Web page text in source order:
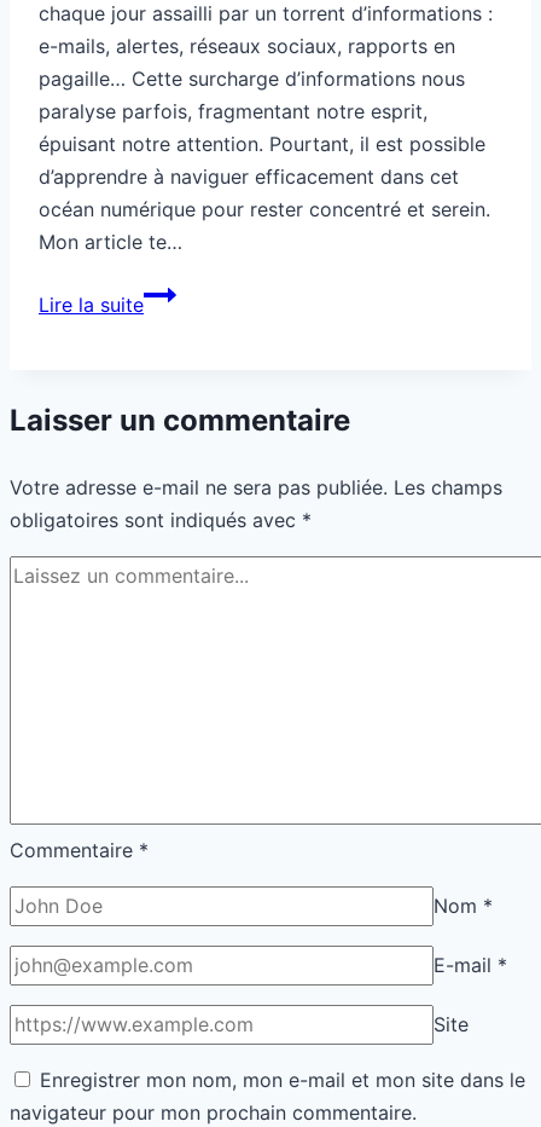
chaque jour assailli par un torrent d’informations :
e-mails, alertes, réseaux sociaux, rapports en
pagaille… Cette surcharge d’informations nous
paralyse parfois, fragmentant notre esprit,
épuisant notre attention. Pourtant, il est possible
d’apprendre à naviguer efficacement dans cet
océan numérique pour rester concentré et serein.
Mon article te…
Lire la suiteComment
surcharge
quotidienne
Laisser un commentaire
Votre adresse e-mail ne sera pas publiée. Les champs
obligatoires sont indiqués avec *
Commentaire *
Nom *
E-mail *
Site
Enregistrer mon nom, mon e-mail et mon site dans le
navigateur pour mon prochain commentaire.